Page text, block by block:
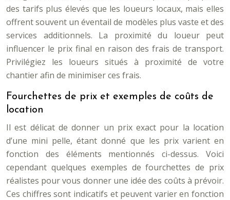
des tarifs plus élevés que les loueurs locaux, mais elles
offrent souvent un éventail de modèles plus vaste et des
services additionnels. La proximité du loueur peut
influencer le prix final en raison des frais de transport.
Privilégiez les loueurs situés à proximité de votre
chantier afin de minimiser ces frais.
Fourchettes de prix et exemples de coûts de
location
Il est délicat de donner un prix exact pour la location
d’une mini pelle, étant donné que les prix varient en
fonction des éléments mentionnés ci-dessus. Voici
cependant quelques exemples de fourchettes de prix
réalistes pour vous donner une idée des coûts à prévoir.
Ces chiffres sont indicatifs et peuvent varier en fonction